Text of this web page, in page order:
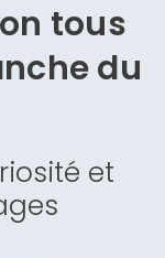
tous
du
et